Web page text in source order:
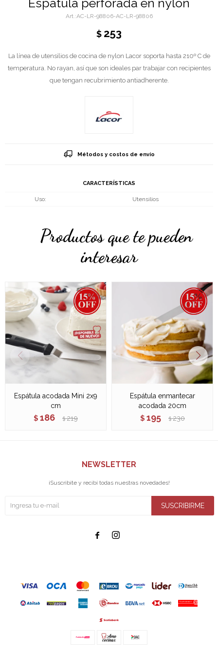
Espátula perforada en nylon
AC-LR-98806-AC-LR-98806
$ 253
La línea de utensilios de cocina de nylon Lacor soporta hasta 210º C de
temperatura. No rayan, así que son ideales par trabajar con recipientes
que tengan recubrimiento antiadherente.
Métodos y costos de envío
CARACTERÍSTICAS
Uso Utensilios
Productos que te pueden
interesar
Espátula acodada Mini 2x9
cm
$ 186 $ 219
Espátula enmantecar
acodada 20cm
$ 195 $ 230
NEWSLETTER
¡Suscribite y recibí todas nuestras novedades!
SUSCRIBIRME
 